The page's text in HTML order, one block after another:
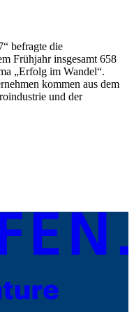
befragte die
Frühjahr insgesamt 658
„Erfolg im Wandel“.
kommen aus dem
und der